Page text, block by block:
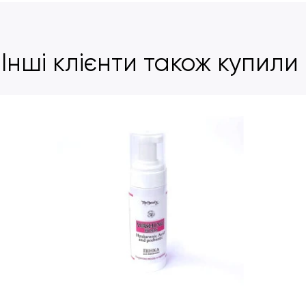
Інші клієнти також купили